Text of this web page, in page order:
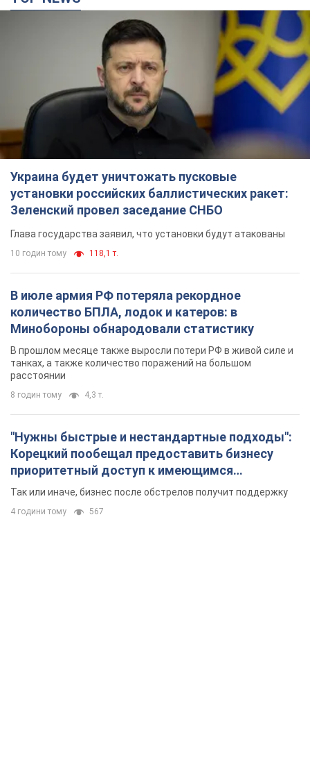
Украина будет уничтожать пусковые
установки российских баллистических ракет:
Зеленский провел заседание СНБО
Глава государства заявил, что установки будут атакованы
10 годин тому 118,1 т.
В июле армия РФ потеряла рекордное
количество БПЛА, лодок и катеров: в
Минобороны обнародовали статистику
В прошлом месяце также выросли потери РФ в живой силе и
танках, а также количество поражений на большом
расстоянии
8 годин тому 4,3 т.
"Нужны быстрые и нестандартные подходы":
Корецкий пообещал предоставить бизнесу
приоритетный доступ к имеющимся
складским помещениям
Так или иначе, бизнес после обстрелов получит поддержку
4 години тому 567